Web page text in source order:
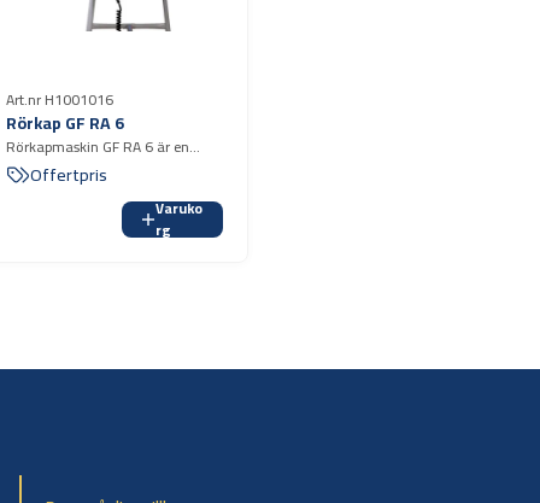
Art.nr H1001016
Rörkap GF RA 6
Rörkapmaskin GF RA 6 är en
kraftig och robust eldriven
rörkapmaskin för kapning av rör i
stål, syrafast stål, gjutjärn,
aluminium, koppar och plast
Offertpris
Varuko
rg